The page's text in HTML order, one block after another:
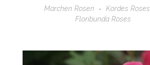
Marchen Rosen
Kordes Roses
Floribunda Roses